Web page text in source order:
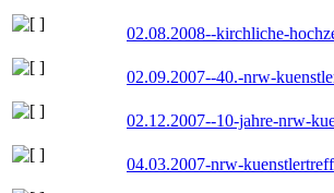
02.08.2008--kirchliche-
02.09.2007--40.-nrw-
02.12.2007--10-jahre-nrw-
04.03.2007-nrw-